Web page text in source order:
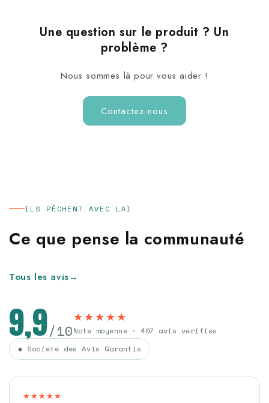
Une question sur le produit ? Un
problème ?
Nous sommes là pour vous aider !
Contactez-nous
ILS PÊCHENT AVEC LAI
Ce que pense la communauté
Tous les avis→
9,9/10
★★★★★
Note moyenne · 407 avis vérifiés
◆ Société des Avis Garantis
★★★★★